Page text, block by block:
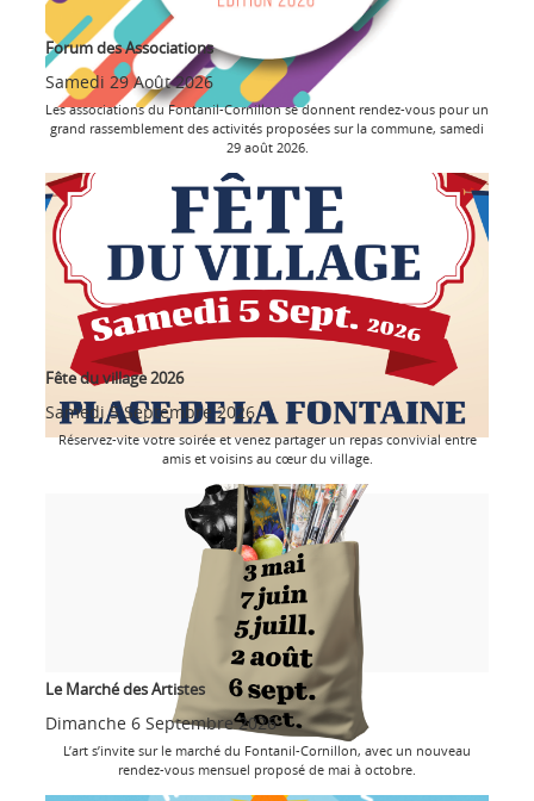
Forum des Associations
Samedi 29 Août 2026
Les associations du Fontanil-Cornillon se donnent rendez-vous pour un
grand rassemblement des activités proposées sur la commune, samedi
29 août 2026.
Fête du village 2026
Samedi 5 Septembre 2026
Réservez-vite votre soirée et venez partager un repas convivial entre
amis et voisins au cœur du village.
Le Marché des Artistes
Dimanche 6 Septembre 2026
L’art s’invite sur le marché du Fontanil-Cornillon, avec un nouveau
rendez-vous mensuel proposé de mai à octobre.